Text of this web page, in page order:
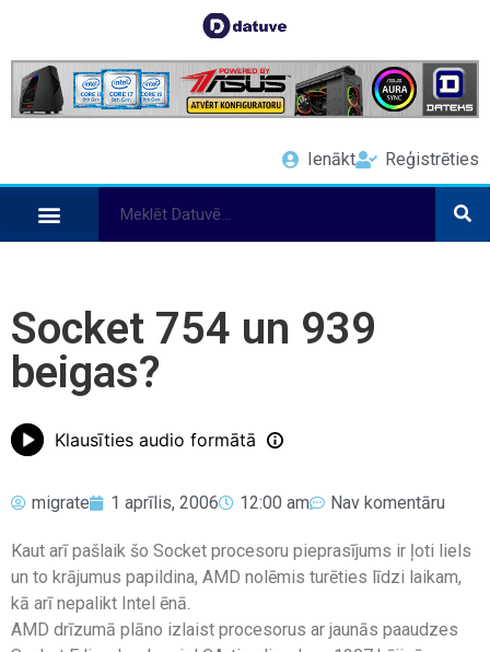
Ienākt Reģistrēties
Socket 754 un 939
beigas?
Klausīties audio formātā
migrate 1 aprīlis, 2006 12:00 am Nav komentāru
Kaut arī pašlaik šo Socket procesoru pieprasījums ir ļoti liels
un to krājumus papildina, AMD nolēmis turēties līdzi laikam,
kā arī nepalikt Intel ēnā.
AMD drīzumā plāno izlaist procesorus ar jaunās paaudzes